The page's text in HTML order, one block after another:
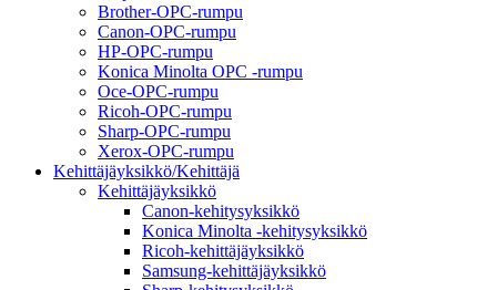
Brother-OPC-rumpu
Canon-OPC-rumpu
HP-OPC-rumpu
Konica Minolta OPC -rumpu
Oce-OPC-rumpu
Ricoh-OPC-rumpu
Sharp-OPC-rumpu
Xerox-OPC-rumpu
Kehittäjäyksikkö/Kehittäjä
Kehittäjäyksikkö
Canon-kehitysyksikkö
Konica Minolta -kehitysyksikkö
Ricoh-kehittäjäyksikkö
Samsung-kehittäjäyksikkö